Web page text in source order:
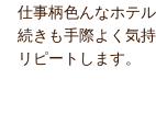
リッチモンドホテ
支配人
フロント伊藤
リッチモンドホテル
この度はリッチモ
誠にありがとうご
ご滞在中は快適
また､たくさんの
仕事柄色んなホテ
続きも手際よく気
リピートします。